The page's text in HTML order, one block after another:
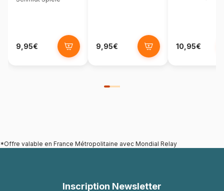
9,95€ 9,95€ 10,95€
*Offre valable en France Métropolitaine avec Mondial Relay
Inscription Newsletter